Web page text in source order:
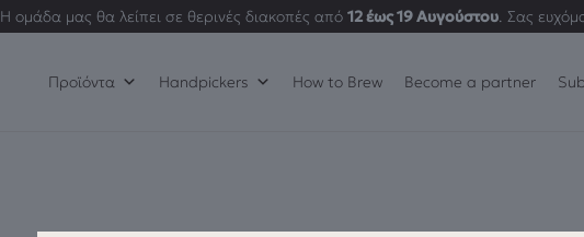
Η ομάδα μας θα λείπει σε θερινές διακοπές από 12 έως 19 Αυγούστου. Σας
Προϊόντα Handpickers How to Brew Become a partner